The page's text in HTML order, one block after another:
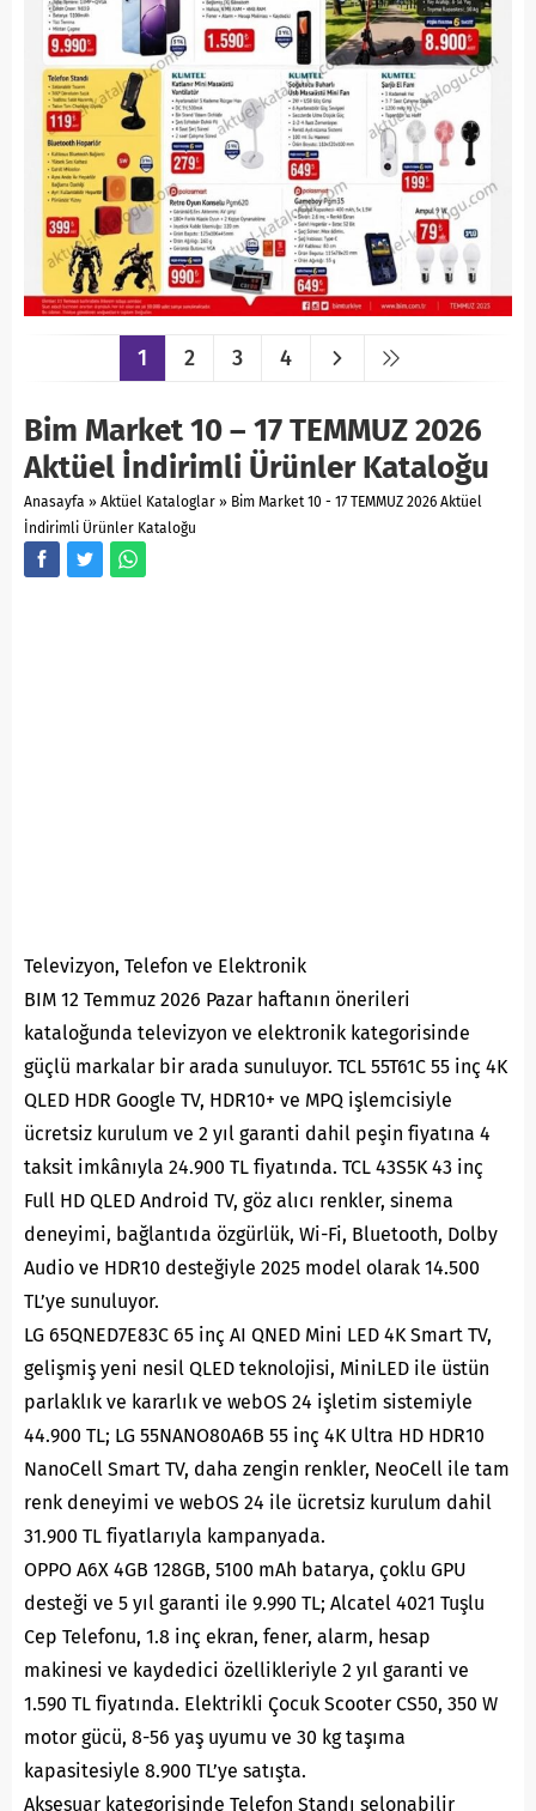
1 2 3 4
Bim Market 10 – 17 TEMMUZ 2026
Aktüel İndirimli Ürünler Kataloğu
Anasayfa » Aktüel Kataloglar » Bim Market 10 - 17 TEMMUZ 2026 Aktüel
İndirimli Ürünler Kataloğu
Televizyon, Telefon ve Elektronik
BIM 12 Temmuz 2026 Pazar haftanın önerileri
kataloğunda televizyon ve elektronik kategorisinde
güçlü markalar bir arada sunuluyor. TCL 55T61C 55 inç 4K
QLED HDR Google TV, HDR10+ ve MPQ işlemcisiyle
ücretsiz kurulum ve 2 yıl garanti dahil peşin fiyatına 4
taksit imkânıyla 24.900 TL fiyatında. TCL 43S5K 43 inç
Full HD QLED Android TV, göz alıcı renkler, sinema
deneyimi, bağlantıda özgürlük, Wi-Fi, Bluetooth, Dolby
Audio ve HDR10 desteğiyle 2025 model olarak 14.500
TL’ye sunuluyor.
LG 65QNED7E83C 65 inç AI QNED Mini LED 4K Smart TV,
gelişmiş yeni nesil QLED teknolojisi, MiniLED ile üstün
parlaklık ve kararlık ve webOS 24 işletim sistemiyle
44.900 TL; LG 55NANO80A6B 55 inç 4K Ultra HD HDR10
NanoCell Smart TV, daha zengin renkler, NeoCell ile tam
renk deneyimi ve webOS 24 ile ücretsiz kurulum dahil
31.900 TL fiyatlarıyla kampanyada.
OPPO A6X 4GB 128GB, 5100 mAh batarya, çoklu GPU
desteği ve 5 yıl garanti ile 9.990 TL; Alcatel 4021 Tuşlu
Cep Telefonu, 1.8 inç ekran, fener, alarm, hesap
makinesi ve kaydedici özellikleriyle 2 yıl garanti ve
1.590 TL fiyatında. Elektrikli Çocuk Scooter CS50, 350 W
motor gücü, 8-56 yaş uyumu ve 30 kg taşıma
kapasitesiyle 8.900 TL’ye satışta.
Aksesuar kategorisinde Telefon Standı selonabilir